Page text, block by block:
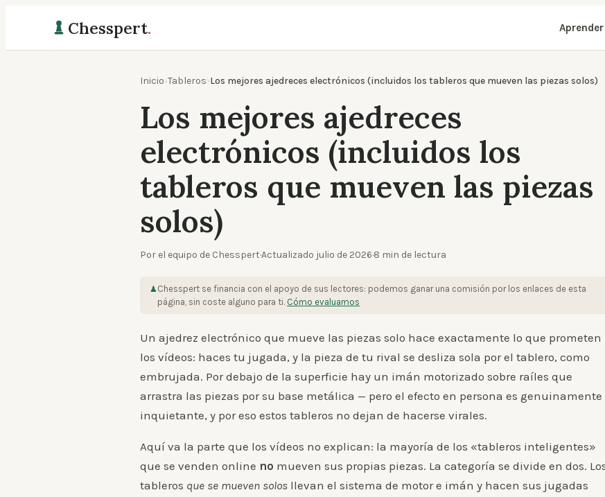
Chesspert. Aprender
Inicio›Tableros›Los mejores ajedreces electrónicos (incluidos los tableros que mueven las piezas solos)
Los mejores ajedreces
electrónicos (incluidos los
tableros que mueven las piezas
solos)
Por el equipo de Chesspert·Actualizado julio de 2026·8 min de lectura
♟ Chesspert se financia con el apoyo de sus lectores: podemos ganar una comisión por los enlaces de esta
página, sin coste alguno para ti. Cómo evaluamos
Un ajedrez electrónico que mueve las piezas solo hace exactamente lo que prometen
los vídeos: haces tu jugada, y la pieza de tu rival se desliza sola por el tablero, como
embrujada. Por debajo de la superficie hay un imán motorizado sobre raíles que
arrastra las piezas por su base metálica — pero el efecto en persona es genuinamente
inquietante, y por eso estos tableros no dejan de hacerse virales.
Aquí va la parte que los vídeos no explican: la mayoría de los «tableros inteligentes»
que se venden online no mueven sus propias piezas. La categoría se divide en dos.
tableros que se mueven solos llevan el sistema de motor e imán y hacen sus jugadas